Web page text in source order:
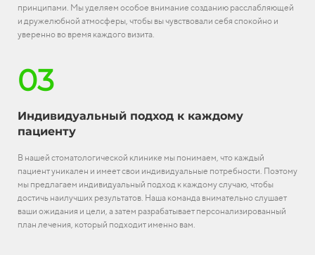
принципами. Мы уделяем особое внимание созданию расслабляющей
и дружелюбной атмосферы, чтобы вы чувствовали себя спокойно и
уверенно во время каждого визита.
03
Индивидуальный подход к каждому
пациенту
В нашей стоматологической клинике мы понимаем, что каждый
пациент уникален и имеет свои индивидуальные потребности. Поэтому
мы предлагаем индивидуальный подход к каждому случаю, чтобы
достичь наилучших результатов. Наша команда внимательно слушает
ваши ожидания и цели, а затем разрабатывает персонализированный
план лечения, который подходит именно вам.